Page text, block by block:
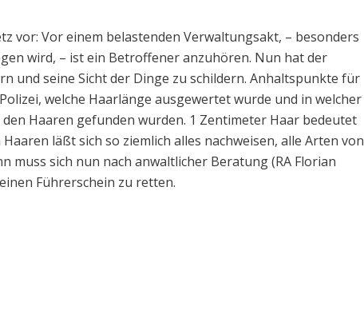
vor: Vor einem belastenden Verwaltungsakt, – besonders
wird, – ist ein Betroffener anzuhören. Nun hat der
und seine Sicht der Dinge zu schildern. Anhaltspunkte für
welche Haarlänge ausgewertet wurde und in welcher
Haaren gefunden wurden. 1 Zentimeter Haar bedeutet
läßt sich so ziemlich alles nachweisen, alle Arten von
muss sich nun nach anwaltlicher Beratung (RA Florian
Führerschein zu retten.